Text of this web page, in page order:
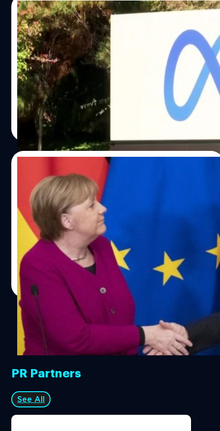
10/04/2022
Meta ชี้ว่าแฮกเกอร์เบลารุสพยายามหลอกให้
กองทัพยูเครนยอมแพ้
Meta ระบุในรายงานความมั่นคงปลอดภัยประจำไตรมาสว่า
UNC1151 กลุ่มแฮกเกอร์จากเบลารุสพยายามแฮกเข้าไปยัง
บัญชี Facebook ของบุคลากรทางการทหารของยูเครน
จตุรวิทย์ เครือวาณิชกิจ | 1582 days ago
Read More
เยอรมนีกล่าวหาว่ารัสเซียอยู่เบื้องหลังการ
โจมตีทางไซเบอร์ต่อนักการเมืองในช่วงก่อน
เลือกตั้งที่จะถึง
รัฐบาลของเยอรมนีกล่าวหาว่ารัฐบาลรัสเซียอยู่เบื้องหลังการ
โจมตีทางไซเบอร์ที่มุ่งเป้าไปที่นักการเมืองเยอรมันในห้วงที่
ผ่านมา
จตุรวิทย์ เครือวาณิชกิจ| 1795 days ago
Read More
PR Partners
See All